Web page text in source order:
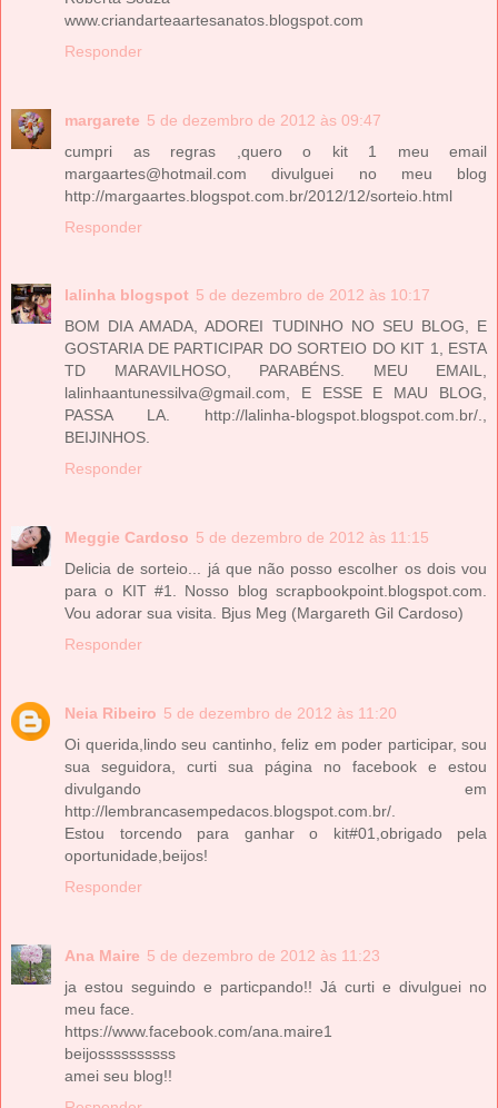
www.criandarteaartesanatos.blogspot.com
Responder
margarete 5 de dezembro de 2012 às 09:47
cumpri as regras ,quero o kit 1 meu email
margaartes@hotmail.com divulguei no meu blog
http://margaartes.blogspot.com.br/2012/12/sorteio.html
Responder
lalinha blogspot 5 de dezembro de 2012 às 10:17
BOM DIA AMADA, ADOREI TUDINHO NO SEU BLOG, E
GOSTARIA DE PARTICIPAR DO SORTEIO DO KIT 1, ESTA
TD MARAVILHOSO, PARABÉNS. MEU EMAIL,
lalinhaantunessilva@gmail.com, E ESSE E MAU BLOG,
PASSA LA. http://lalinha-blogspot.blogspot.com.br/.,
BEIJINHOS.
Responder
Meggie Cardoso 5 de dezembro de 2012 às 11:15
Delicia de sorteio... já que não posso escolher os dois vou
para o KIT #1. Nosso blog scrapbookpoint.blogspot.com.
Vou adorar sua visita. Bjus Meg (Margareth Gil Cardoso)
Responder
Neia Ribeiro 5 de dezembro de 2012 às 11:20
Oi querida,lindo seu cantinho, feliz em poder participar, sou
sua seguidora, curti sua página no facebook e estou
divulgando em
http://lembrancasempedacos.blogspot.com.br/.
Estou torcendo para ganhar o kit#01,obrigado pela
oportunidade,beijos!
Responder
Ana Maire 5 de dezembro de 2012 às 11:23
ja estou seguindo e particpando!! Já curti e divulguei no
meu face.
https://www.facebook.com/ana.maire1
beijossssssssss
amei seu blog!!